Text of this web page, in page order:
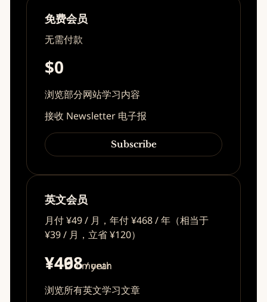
免费会员
无需付款
$0
浏览部分网站学习内容
接收 Newsletter 电子报
Subscribe
英文会员
月付 ¥49 / 月，年付 ¥468 / 年（相当于
¥39 / 月，立省 ¥120）
¥49/ month
¥468/ year
浏览所有英文学习文章